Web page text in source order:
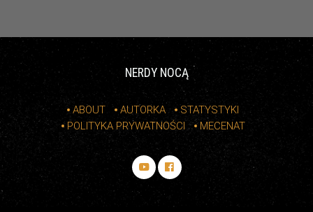
NERDY NOCĄ
ABOUT AUTORKA
STATYSTYKI
POLITYKA PRYWATNOŚCI
MECENAT